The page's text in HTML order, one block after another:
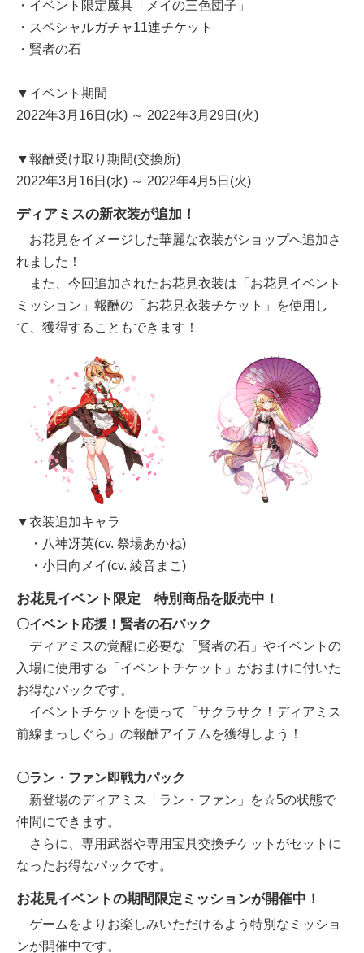
・イベント限定魔具「メイの三色団子」
・スペシャルガチャ11連チケット
・賢者の石
▼イベント期間
2022年3月16日(水) ～ 2022年3月29日(火)
▼報酬受け取り期間(交換所)
2022年3月16日(水) ～ 2022年4月5日(火)
ディアミスの新衣装が追加！
お花見をイメージした華麗な衣装がショップへ追加さ
れました！
また、今回追加されたお花見衣装は「お花見イベント
ミッション」報酬の「お花見衣装チケット」を使用し
て、獲得することもできます！
▼衣装追加キャラ
・八神冴英(cv. 祭場あかね)
・小日向メイ(cv. 綾音まこ)
お花見イベント限定 特別商品を販売中！
〇イベント応援！賢者の石パック
ディアミスの覚醒に必要な「賢者の石」やイベントの
入場に使用する「イベントチケット」がおまけに付いた
お得なパックです。
イベントチケットを使って「サクラサク！ディアミス
前線まっしぐら」の報酬アイテムを獲得しよう！
〇ラン・ファン即戦力パック
新登場のディアミス「ラン・ファン」を☆5の状態で
仲間にできます。
さらに、専用武器や専用宝具交換チケットがセットに
なったお得なパックです。
お花見イベントの期間限定ミッションが開催中！
ゲームをよりお楽しみいただけるよう特別なミッショ
ンが開催中です。